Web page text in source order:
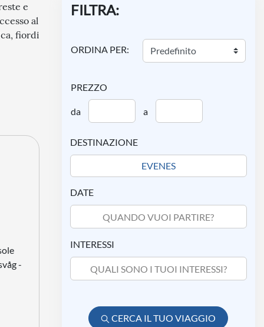
e
al
fiordi
-
FILTRA:
ORDINA PER:
PREZZO
da a
DESTINAZIONE
DATE
QUANDO VUOI PARTIRE?
INTERESSI
QUALI SONO I TUOI INTERESSI?
CERCA IL TUO VIAGGIO